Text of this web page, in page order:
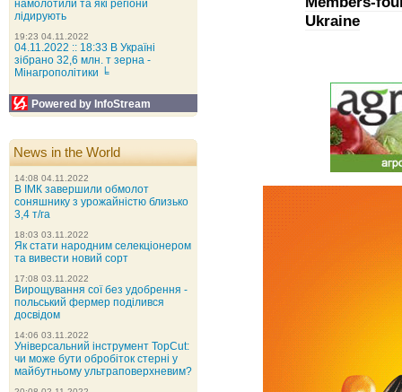
Ukraine
намолотили та які регіони
лідирують
19:23 04.11.2022
04.11.2022 :: 18:33 В Україні
зібрано 32,6 млн. т зерна -
Мінагрополітики ╘
Powered by InfoStream
News in the World
14:08 04.11.2022
В ІМК завершили обмолот
соняшнику з урожайністю близько
3,4 т/га
18:03 03.11.2022
Як стати народним селекціонером
та вивести новий сорт
17:08 03.11.2022
Вирощування сої без удобрення -
польський фермер поділився
досвідом
14:06 03.11.2022
Універсальний інструмент TopCut:
чи може бути обробіток стерні у
майбутньому ультраповерхневим?